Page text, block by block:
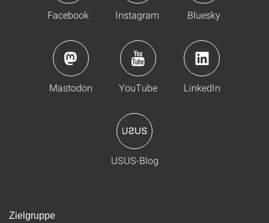
Facebook Instagram Bluesky
Mastodon YouTube LinkedIn
USUS-Blog
Zielgruppe